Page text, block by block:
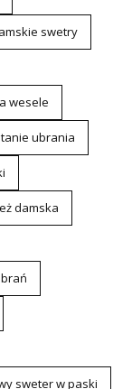
swetry
wesele
ubrania
damska
sweter w paski